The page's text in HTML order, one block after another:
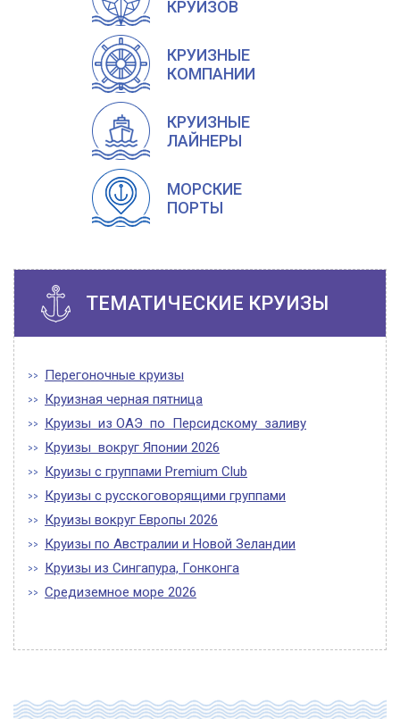
КРУИЗОВ
КРУИЗНЫЕ
КОМПАНИИ
КРУИЗНЫЕ
ЛАЙНЕРЫ
МОРСКИЕ
ПОРТЫ
ТЕМАТИЧЕСКИЕ КРУИЗЫ
Перегоночные круизы
Круизная черная пятница
Круизы из ОАЭ по Персидскому заливу
Круизы вокруг Японии 2026
Круизы с группами Premium Club
Круизы с русскоговорящими группами
Круизы вокруг Европы 2026
Круизы по Австралии и Новой Зеландии
Круизы из Сингапура, Гонконга
Средиземное море 2026